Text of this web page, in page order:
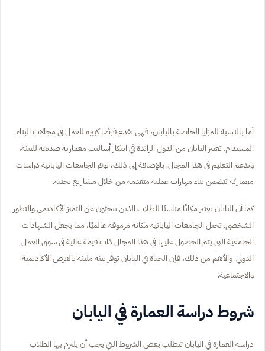
أما بالنسبة للمزايا الخاصة باليابان، فهي تقدم فرصًا كبيرة للعمل في مجالات البناء
المستدام. تعتبر اليابان من الدول الرائدة في ابتكار أساليب معمارية صديقة للبيئة،
وتدعم التعليم في هذا المجال. بالإضافة إلى ذلك، توفر الجامعات اليابانية دراسات
معماريّة تتضمن بناء مهارات عملية متقدمة من خلال مشاريع بحثية.
كما أن اليابان تعتبر مكانًا مناسبًا للطلاب الذين يبحثون عن التميز الأكاديمي والتطور
الشخصي. تحتل الجامعات اليابانية مكانة مرموقة عالميًا، مما يجعل الشهادات
الجامعية التي يتم الحصول عليها في هذا المجال ذات قيمة عالية في سوق العمل
الدولي. والأهم من ذلك، فإن الحياة في اليابان توفر بيئة مليئة بالفرص الأكاديمية
والاجتماعية.
شروط دراسة العمارة في اليابان
دراسة العمارة في اليابان تتطلب بعض الشروط التي يجب أن يلتزم بها الطلاب